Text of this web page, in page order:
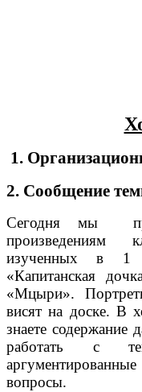
1.
2. Сообщение
Сегодня мы
произведениям
изученных в 1
«Капитанская
«Мцыри».
висят на доске. В
знаете содержание
работать с
вопросы.